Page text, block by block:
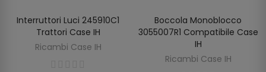
AGGIUNGI AL CARRELLO
Interruttori Luci 245910C1
Trattori Case IH
Ricambi Case IH
AGGIUNGI AL CARRELLO
Boccola Monoblocco
3055007R1 Compatibile Case
IH
Ricambi Case IH